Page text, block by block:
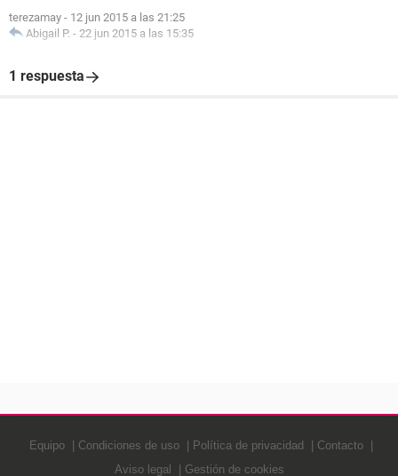
terezamay - 12 jun 2015 a las 21:25
Abigail P. - 22 jun 2015 a las 15:35
1 respuesta
Equipo Condiciones de uso Política de privacidad
Contacto
Aviso legal
Gestión de cookies